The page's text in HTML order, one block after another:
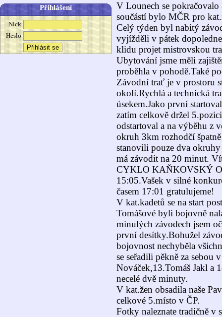
Přihlášení
Nick
Heslo
V Lounech se
součástí bylo MČR pro
Celý týden byl nabitý
vyjížděli v pátek
klidu projet mistrovskou
Ubytování jsme měli
proběhla v pohodě.Také
Závodní trať je v prostoru
okolí.Rychlá a technická
úsekem.Jako první
zatím celkově držel
odstartoval a na výběhu z
okruh 3km rozhodčí
stanovili pouze dva
má závodit na 20 minut.
CYKLO KAŇKOVSKÝ
15:05.Vašek v silné
časem 17:01 gratulujeme!
V kat.kadetů se na start
Tomášové byli bojovně
minulých závodech jsem
první desítky.Bohužel
bojovnost nechyběla
se seřadili pěkně za sebou
Nováček,13.Tomáš Jakl a
necelé dvě minuty.
V kat.žen obsadila naše
celkové 5.místo v ČP.
Fotky naleznate tradičně v